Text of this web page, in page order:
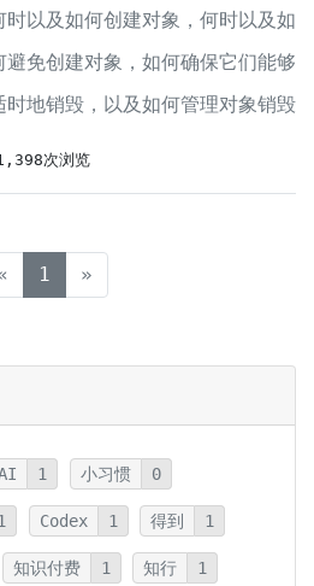
时以及如何创建对象，何时以及如
避免创建对象，如何确保它们能够
时地销毁，以及如何管理对象销毁
之前必须进行的各种清理动作。
次浏览
1 (current)
»
1 小习惯 0
Codex 1 得到 1
知识付费 1 知行 1